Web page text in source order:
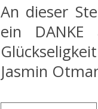
An dieser
ein
Jasmin